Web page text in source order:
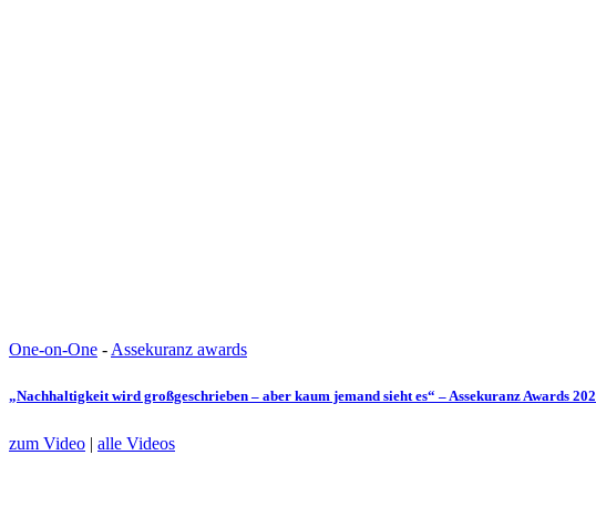
One-on-One -Assekuranz awards
„Nachhaltigkeit wird großgeschrieben – aber kaum jemand sieht es“ – Assekuranz Awards
zum Video | alle Videos